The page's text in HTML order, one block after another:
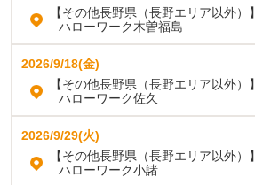
【その他長野県（長野エリア以外）】
ハローワーク木曽福島
2026/9/18(金)
【その他長野県（長野エリア以外）】
ハローワーク佐久
2026/9/29(火)
【その他長野県（長野エリア以外）】
ハローワーク小諸